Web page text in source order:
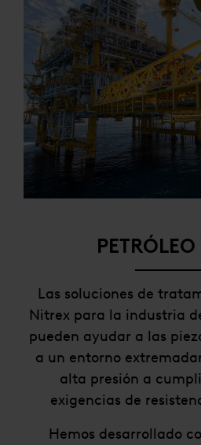
PETRÓLEO
Las soluciones de
Nitrex para la industria
pueden ayudar a las
a un entorno
alta presión a
exigencias de
Hemos desarrollado